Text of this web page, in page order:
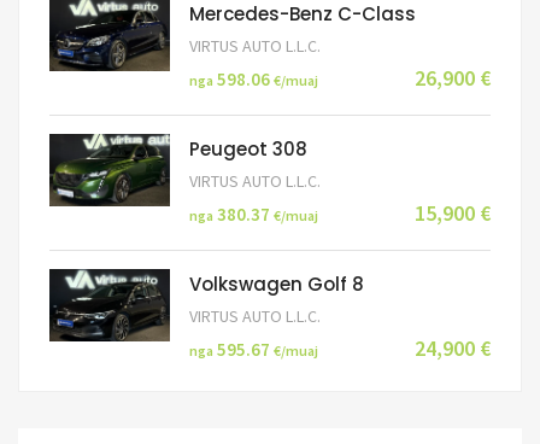
Mercedes-Benz C-Class
VIRTUS AUTO L.L.C.
nga 598.06 €/muaj 26,900 €
Peugeot 308
VIRTUS AUTO L.L.C.
nga 380.37 €/muaj 15,900 €
Volkswagen Golf 8
VIRTUS AUTO L.L.C.
nga 595.67 €/muaj 24,900 €